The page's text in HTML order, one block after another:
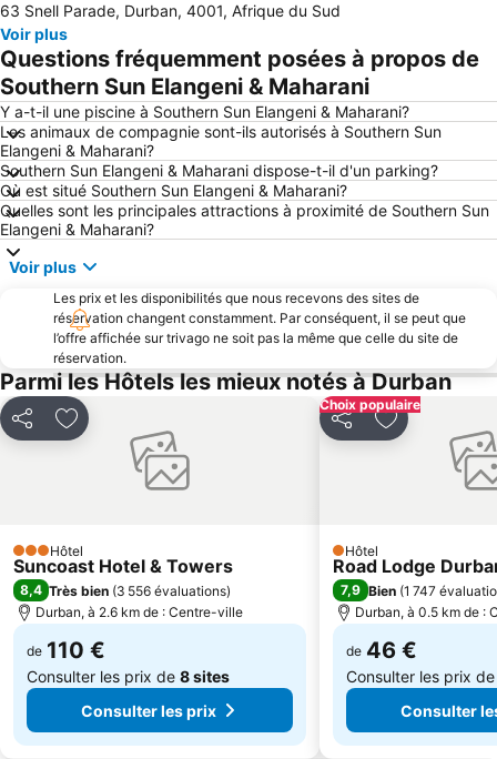
63 Snell Parade, Durban, 4001, Afrique du Sud
Voir plus
Questions fréquemment posées à propos de
Southern Sun Elangeni & Maharani
Y a-t-il une piscine à Southern Sun Elangeni & Maharani?
Les animaux de compagnie sont-ils autorisés à Southern Sun
Elangeni & Maharani?
Southern Sun Elangeni & Maharani dispose-t-il d'un parking?
Où est situé Southern Sun Elangeni & Maharani?
Quelles sont les principales attractions à proximité de Southern Sun
Elangeni & Maharani?
Voir plus
Les prix et les disponibilités que nous recevons des sites de
réservation changent constamment. Par conséquent, il se peut que
l’offre affichée sur trivago ne soit pas la même que celle du site de
réservation.
Parmi les Hôtels les mieux notés à Durban
PartagerAjouter à mes favoris
3 Étoiles
Hôtel
Suncoast Hotel & Towers
8,4 Très bien (3 556 évaluations)
Durban, à 2.6 km de : Centre-ville
de 110 €
Consulter les prix de 8 sites
Consulter les prix
Choix populaire
PartagerAjouter à
1 Étoiles
Hôtel
Road Lodge
7,9 Bien (1 747
Durban, à 0.5 km de :
de 46 €
Consulter les prix
Consulter